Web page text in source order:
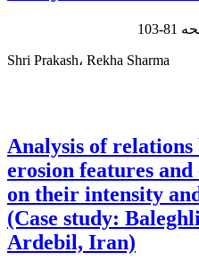
81-103
Shri Prakash، Rekha Sharma
Analysis of relations
erosion features
on their intensity
(Case study:
Ardebil, Iran)